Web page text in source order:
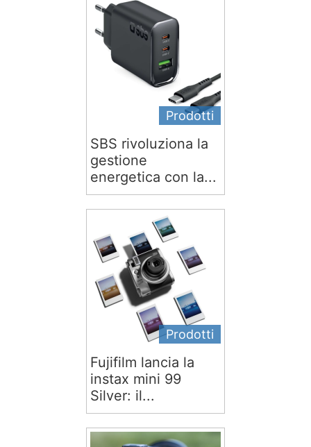
Prodotti
SBS rivoluziona la
gestione
energetica con la...
Prodotti
Fujifilm lancia la
instax mini 99
Silver: il...